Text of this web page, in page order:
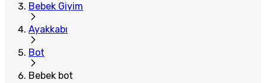
Bebek Giyim
Ayakkabı
Bot
Bebek bot